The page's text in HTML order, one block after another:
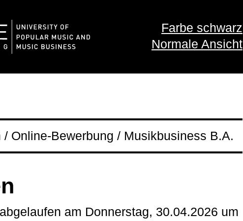
Farbe schwarz
Normale Ansicht
Online-Bewerbung / Musikbusiness B.A.
am Donnerstag, 30.04.2026 um